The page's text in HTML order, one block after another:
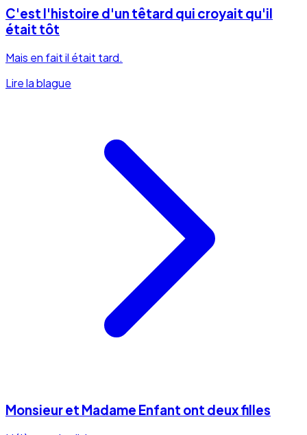
C'est l'histoire d'un têtard qui croyait qu'il
était tôt
Mais en fait il était tard.
Lire la blague
Monsieur et Madame Enfant ont deux filles